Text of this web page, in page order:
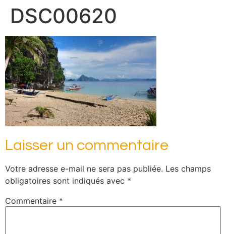
DSC00620
Laisser un commentaire
Votre adresse e-mail ne sera pas publiée. Les champs
obligatoires sont indiqués avec *
Commentaire *